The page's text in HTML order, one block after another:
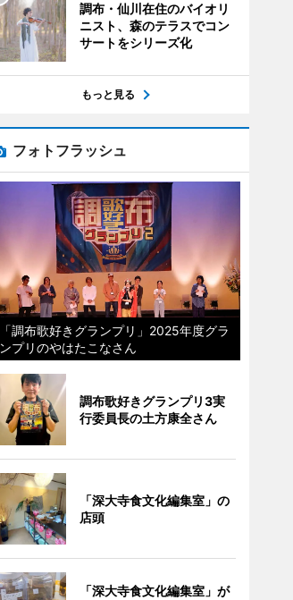
調布・仙川在住のバイオリ
ニスト、森のテラスでコン
サートをシリーズ化
もっと見る
フォトフラッシュ
「調布歌好きグランプリ」2025年度グラ
ンプリのやはたこなさん
調布歌好きグランプリ3実
行委員長の土方康全さん
「深大寺食文化編集室」の
店頭
「深大寺食文化編集室」が